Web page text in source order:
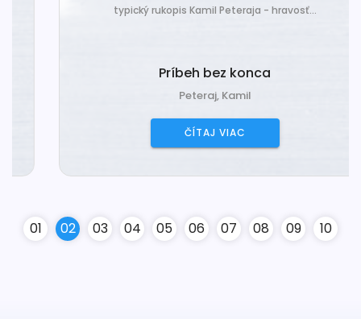
typický rukopis Kamil Peteraja - hravosť...
Príbeh bez konca
Peteraj, Kamil
ČÍTAJ VIAC
01 02 03 04 05 06 07 08 09 10